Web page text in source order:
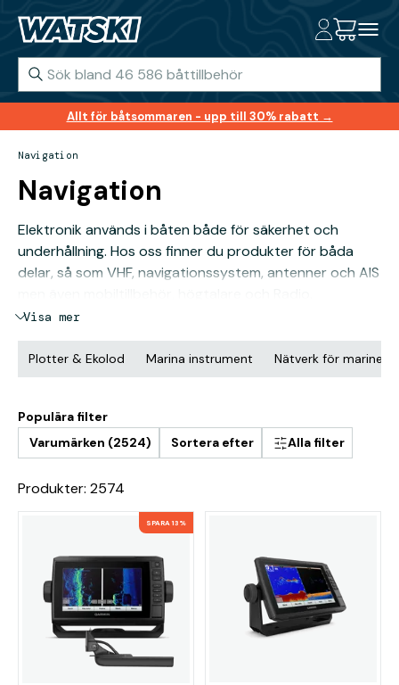
Allt för båtsommaren - upp till 30% rabatt →
Navigation
Navigation
Elektronik används i båten både för säkerhet och
underhållning. Hos oss finner du produkter för båda
delar, så som VHF, navigationssystem, antenner och AIS
Visa mer
Plotter & Ekolod Marina instrument Nätverk för
Populära filter
Varumärken (2524)
Sortera efter Alla filter
Produkter: 2574
SPARA 13%